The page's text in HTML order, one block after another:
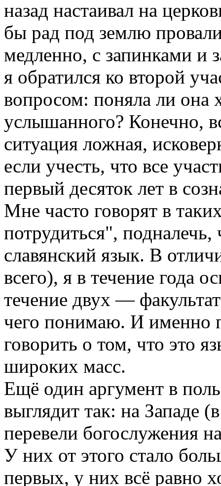
назад настаивал на
бы рад под землю
медленно, с запинками и
я обратился ко второй
вопросом: поняла ли она
услышанного? Конечно,
ситуация ложная,
если учесть, что все
первый десяток лет в
Мне часто говорят в
потрудиться",
славянский язык. В
всего), я в течение года
течение двух —
чего понимаю. И именно
говорить о том, что это
широких масс.
Ещё один аргумент в
выглядит так: на Западе
перевели богослужения
У них от этого стало
первых, у них всё равно